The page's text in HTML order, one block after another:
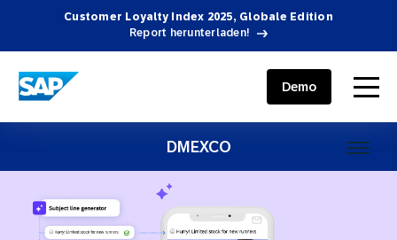
Customer Loyalty Index 2025, Globale Edition
Report herunterladen!
SAP ENGAGEMENT CLOUD menu
Demo
DMEXCO